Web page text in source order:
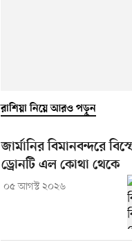
রাশিয়া নিয়ে আরও পড়ুন
জার্মানির বিমানবন্দরে
ড্রোনটি এল কোথা থেকে
০৫ আগস্ট ২০২৬